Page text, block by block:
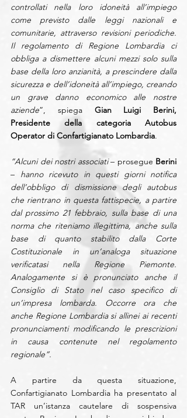
controllati nella loro idoneità all’impiego
come previsto dalle leggi nazionali e
comunitarie, attraverso revisioni periodiche.
Il regolamento di Regione Lombardia ci
obbliga a dismettere alcuni mezzi solo sulla
base della loro anzianità, a prescindere dalla
sicurezza e dell’idoneità all’impiego, creando
un grave danno economico alle nostre
aziende”, spiega Gian Luigi Berini,
Presidente della categoria Autobus
Operator di Confartigianato Lombardia.
“Alcuni dei nostri associati – prosegue Berini
– hanno ricevuto in questi giorni notifica
dell’obbligo di dismissione degli autobus
che rientrano in questa fattispecie, a partire
dal prossimo 21 febbraio, sulla base di una
norma che riteniamo illegittima, anche sulla
base di quanto stabilito dalla Corte
Costituzionale in un’analoga situazione
verificatasi nella Regione Piemonte.
Analogamente si è pronunciato anche il
Consiglio di Stato nel caso specifico di
un’impresa lombarda. Occorre ora che
anche Regione Lombardia si allinei ai recenti
pronunciamenti modificando le prescrizioni
in causa contenute nel regolamento
regionale”.
A partire da questa situazione,
Confartigianato Lombardia ha presentato al
TAR un’istanza cautelare di sospensiva